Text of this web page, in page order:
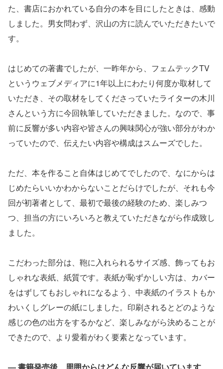
た、書店におかれている自分の本を目にしたときは、感動
しました。男女問わず、沢山の方に読んでいただきたいで
す。
はじめての著書でしたが、一昨年から、フェムテックTV
というウェブメディアに1年以上にわたり何度か取材して
いただき、その取材をしてくださっていたライターの木川
さんという方に今回執筆していただきました。なので、事
前に反響が多い内容や皆さんの興味関心が強い部分がわか
っていたので、伝えたい内容や構成はスムーズでした。
ただ、本を作ること自体はじめてでしたので、なにからは
じめたらいいかわからないことだらけでしたが、それも今
回が初著者として、最初で最後の経験のため、楽しみつ
つ、担当の方にいろいろと教えていただきながら作成致し
ました。
こだわった部分は、鞄に入れられるサイズ感、飾ってもお
しゃれな表紙、紙質です。表紙が恥ずかしい方は、カバー
をはずしてもおしゃれになるよう、中表紙のイラストもか
わいくしグレーの紙にしました。印刷されるとどのような
感じの色の出方をするかなど、楽しみながら決めることが
できたので、より愛着がわく要素となっています。